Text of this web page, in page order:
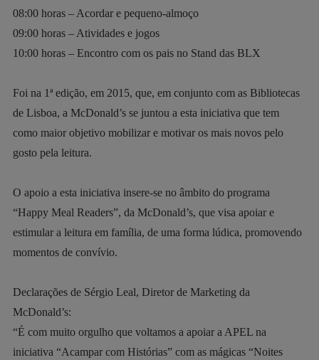
08:00 horas – Acordar e pequeno-almoço
09:00 horas – Atividades e jogos
10:00 horas – Encontro com os pais no Stand das BLX
Foi na 1ª edição, em 2015, que, em conjunto com as Bibliotecas
de Lisboa, a McDonald’s se juntou a esta iniciativa que tem
como maior objetivo mobilizar e motivar os mais novos pelo
gosto pela leitura.
O apoio a esta iniciativa insere-se no âmbito do programa
“Happy Meal Readers”, da McDonald’s, que visa apoiar e
estimular a leitura em família, de uma forma lúdica, promovendo
momentos de convívio.
Declarações de Sérgio Leal, Diretor de Marketing da
McDonald’s:
“É com muito orgulho que voltamos a apoiar a APEL na
iniciativa “Acampar com Histórias” com as mágicas “Noites